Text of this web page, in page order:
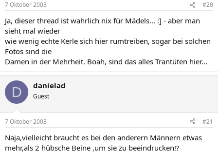
7 Oktober 2003 #20
Ja, dieser thread ist wahrlich nix für Mädels... :] - aber man
sieht mal wieder
wie wenig echte Kerle sich hier rumtreiben, sogar bei solchen
Fotos sind die
Damen in der Mehrheit. Boah, sind das alles Trantüten hier...
D danielad
Guest
7 Oktober 2003 #21
Naja,vielleicht braucht es bei den anderern Männern etwas
mehr,als 2 hübsche Beine ,um sie zu beeindrucken!?